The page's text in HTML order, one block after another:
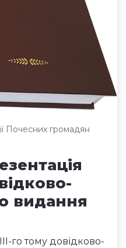
Почесних громадян
видання
го тому довідково-